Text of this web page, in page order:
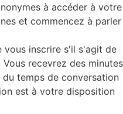
à accéder à votre
et commencez à parler
vous inscrire s'il s'agit de
recevrez des minutes
temps de conversation
est à votre disposition